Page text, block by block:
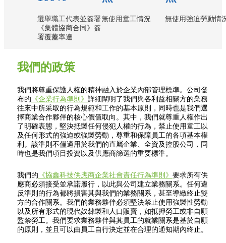
選舉職工代表並簽署
《集體協商合同》簽
署覆蓋率達
無使用童工情況 無使用強迫勞動情
我們的政策
我們將尊重保護人權的精神融入於企業內部管理標準。公司發
布的 《企業行為準則》 詳細闡明了我們與各利益相關方的業務
往來中所采取的行為規範和工作的基本原則，同時也是我們選
擇商業合作夥伴的核心價值取向。其中，我們就尊重人權作出
了明確表態，堅決抵製任何侵犯人權的行為，禁止使用童工以
及任何形式的強迫或強製勞動，尊重和保障員工的各項基本權
利。該準則不僅適用於我們的直屬企業、全資及控股公司，同
時也是我們項目投資以及供應商篩選的重要標準。
我們的 《協鑫科技供應商企業社會責任行為準則》 要求所有供
應商必須接受並承諾履行，以此與公司建立業務關系。任何違
反準則的行為都將損害其與我們的業務關系，甚至導緻終止雙
方的合作關系。我們的業務夥伴必須堅決禁止使用強製性勞動
以及所有形式的現代奴隸製和人口販賣，如抵押勞工或非自願
監禁勞工。我們要求業務夥伴與其員工的就業關系是基於自願
的原則，並且可以由員工自行決定並在合理的通知期內終止。